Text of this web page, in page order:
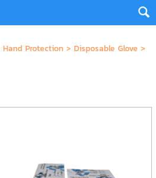
Hand Protection> Disposable Glove >